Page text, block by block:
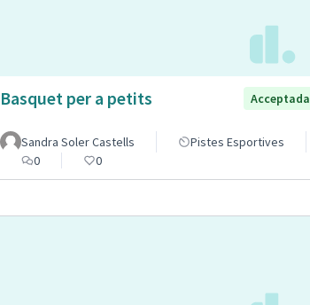
Basquet per a petits Acceptada
Sandra Soler Castells
Pistes Esportives
0
0